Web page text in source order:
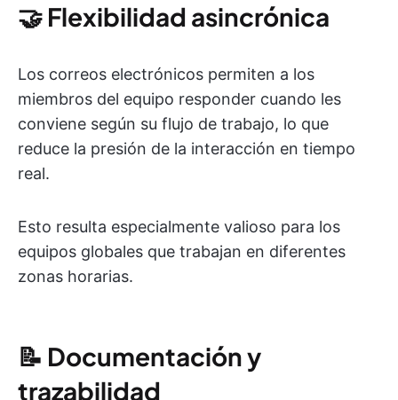
🤝 Flexibilidad asincrónica
Los correos electrónicos permiten a los
miembros del equipo responder cuando les
conviene según su flujo de trabajo, lo que
reduce la presión de la interacción en tiempo
real.
Esto resulta especialmente valioso para los
equipos globales que trabajan en diferentes
zonas horarias.
📝 Documentación y
trazabilidad